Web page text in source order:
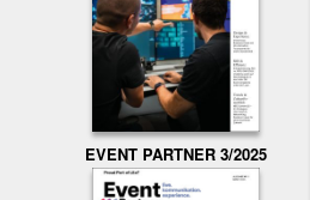
EVENT PARTNER 3/2025